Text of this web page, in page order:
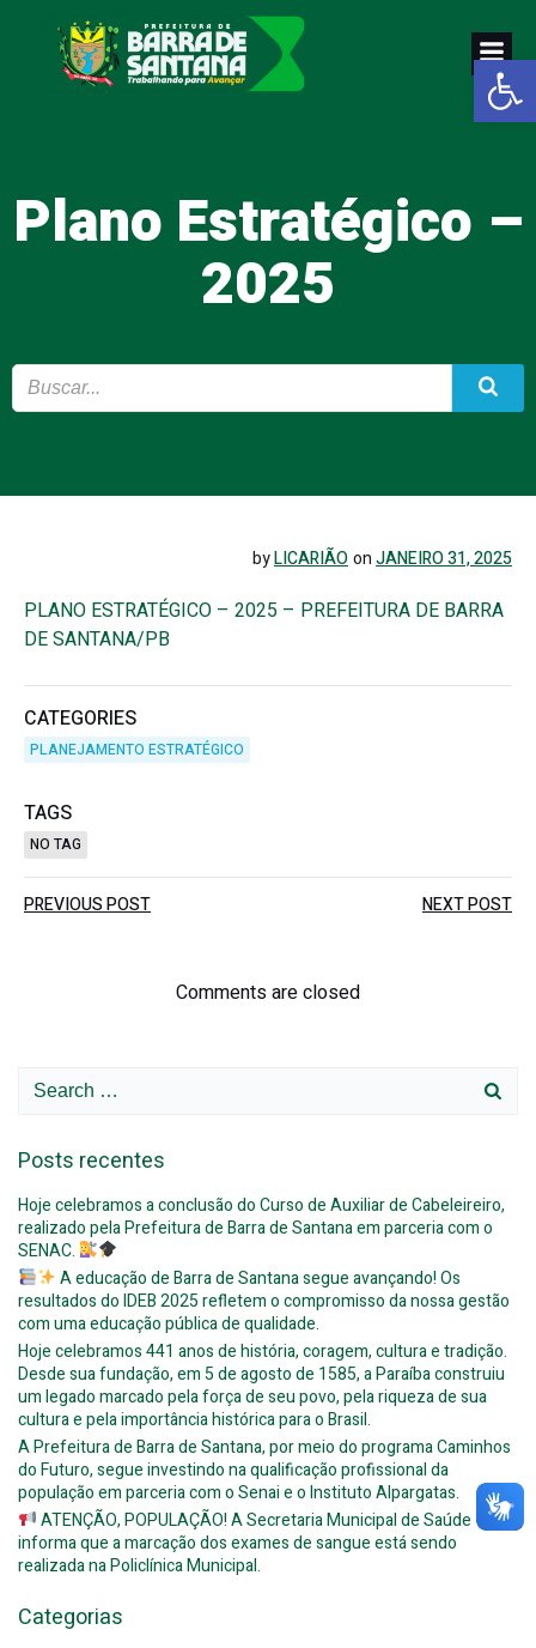
Abrir
Pular
para
o
conteúdo
Plano Estratégico –
2025
byLICARIÃOonJANEIRO 31, 2025
PLANO ESTRATÉGICO – 2025 – PREFEITURA DE BARRA
DE SANTANA/PB
CATEGORIES
PLANEJAMENTO ESTRATÉGICO
TAGS
NO TAG
Post
navigation
PREVIOUS POST
navigation
NEXT POST
Comments are closed
Search
Posts recentes
Hoje celebramos a conclusão do Curso de Auxiliar de Cabeleireiro,
realizado pela Prefeitura de Barra de Santana em parceria com o
SENAC.
A educação de Barra de Santana segue avançando! Os
resultados do IDEB 2025 refletem o compromisso da nossa gestão
com uma educação pública de qualidade.
Hoje celebramos 441 anos de história, coragem, cultura e tradição.
Desde sua fundação, em 5 de agosto de 1585, a Paraíba construiu
um legado marcado pela força de seu povo, pela riqueza de sua
cultura e pela importância histórica para o Brasil.
A Prefeitura de Barra de Santana, por meio do programa Caminhos
do Futuro, segue investindo na qualificação profissional da
população em parceria com o Senai e o Instituto Alpargatas.
ATENÇÃO, POPULAÇÃO! A Secretaria Municipal de Saúde
informa que a marcação dos exames de sangue está sendo
realizada na Policlínica Municipal.
Categorias